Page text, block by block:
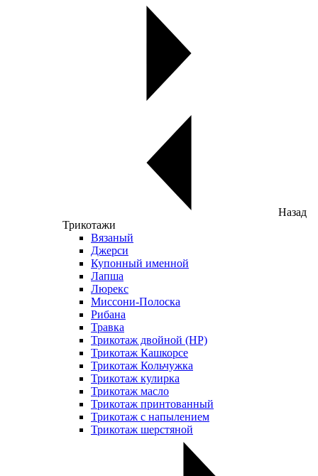
Назад
Трикотажи
Вязаный
Джерси
Купонный именной
Лапша
Люрекс
Миссони-Полоска
Рибана
Травка
Трикотаж двойной (НР)
Трикотаж Кашкорсе
Трикотаж Кольчужка
Трикотаж кулирка
Трикотаж масло
Трикотаж принтованный
Трикотаж с напылением
Трикотаж шерстяной